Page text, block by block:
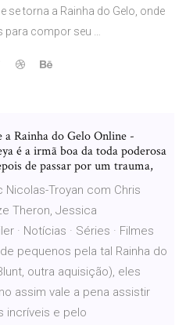
se torna a Rainha do Gelo, onde
compor seu …
a Rainha do Gelo Online -
é a irmã boa da toda poderosa
de passar por um trauma,
Nicolas-Troyan com Chris
Theron, Jessica
· Notícias · Séries · Filmes
pequenos pela tal Rainha do
outra aquisição), eles
assim vale a pena assistir
incríveis e pelo